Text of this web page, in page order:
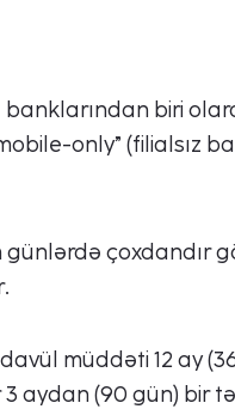
biri
only” (filialsız
çoxdandır
müddəti 12 ay
aydan (90 gün) bir